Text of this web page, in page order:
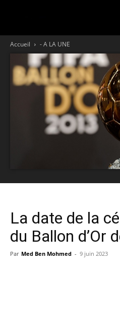
Accueil - A LA UNE
La date de la
du Ballon d’Or
Par Med Ben Mohmed - 9 juin 2023